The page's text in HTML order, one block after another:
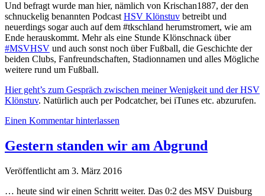
Und befragt wurde man hier, nämlich von Krischan1887, der den
schnuckelig benannten Podcast HSV Klönstuv betreibt und
neuerdings sogar auch auf dem #tkschland herumstromert, wie am
Ende herauskommt. Mehr als eine Stunde Klönschnack über
#MSVHSV und auch sonst noch über Fußball, die Geschichte der
beiden Clubs, Fanfreundschaften, Stadionnamen und alles Mögliche
weitere rund um Fußball.
Hier geht’s zum Gespräch zwischen meiner Wenigkeit und der HSV
Klönstuv. Natürlich auch per Podcatcher, bei iTunes etc. abzurufen.
Einen Kommentar hinterlassen
Gestern standen wir am Abgrund
Veröffentlicht am 3. März 2016
… heute sind wir einen Schritt weiter. Das 0:2 des MSV Duisburg